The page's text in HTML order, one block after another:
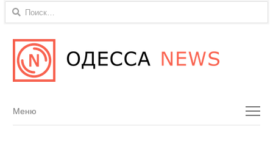
Найти:
Menu
Меню